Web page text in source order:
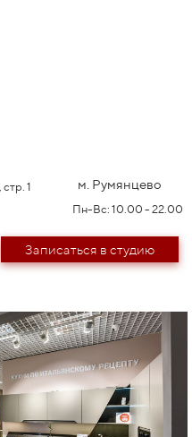
1 м. Румянцево
Пн-Вс: 10.00 - 22.00
Записаться в студию